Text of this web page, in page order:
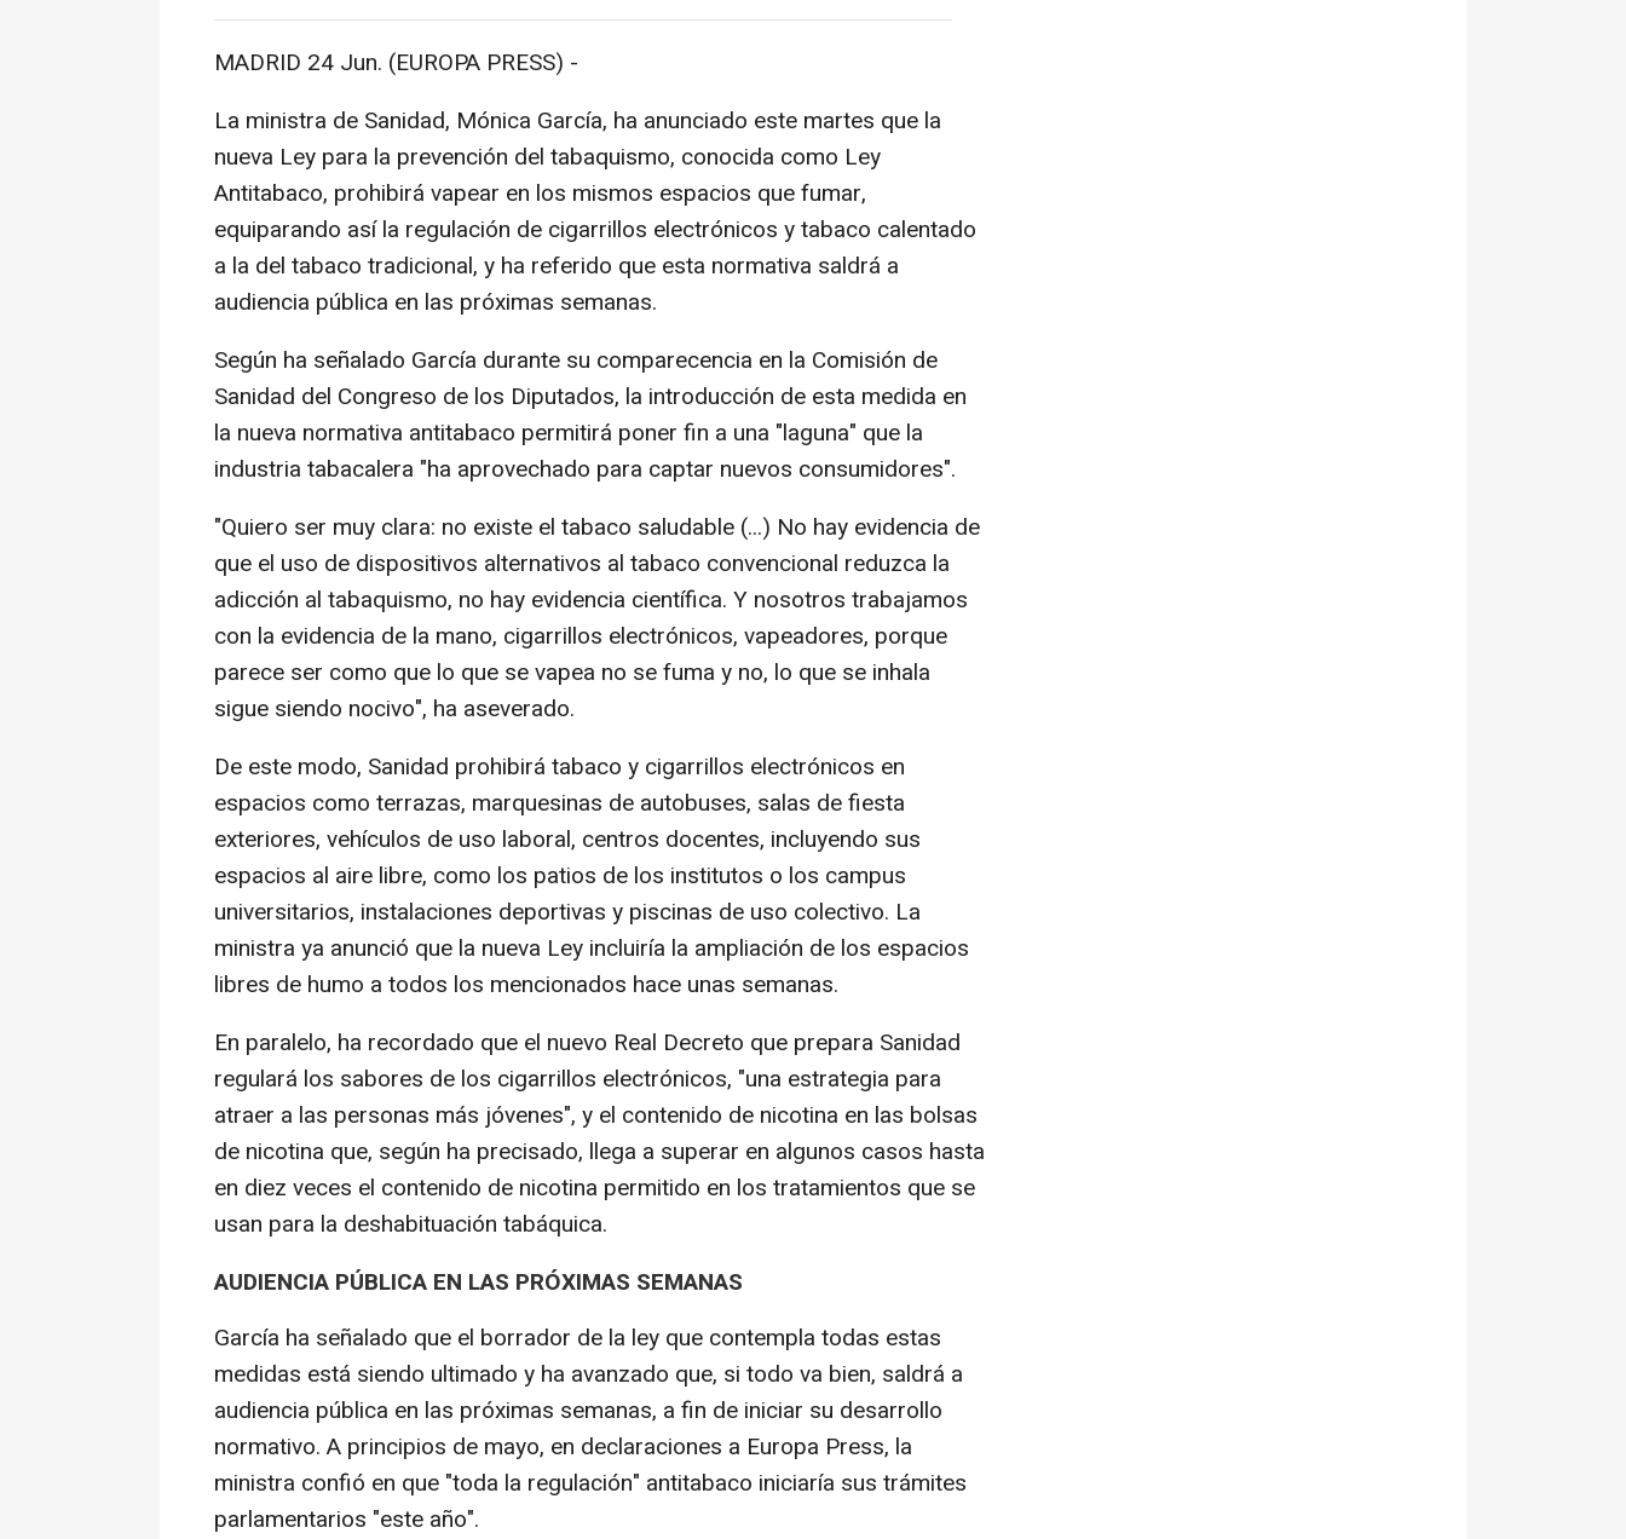
MADRID 24 Jun. (EUROPA PRESS) -
La ministra de Sanidad, Mónica García, ha anunciado este martes que la
nueva Ley para la prevención del tabaquismo, conocida como Ley
Antitabaco, prohibirá vapear en los mismos espacios que fumar,
equiparando así la regulación de cigarrillos electrónicos y tabaco calentado
a la del tabaco tradicional, y ha referido que esta normativa saldrá a
audiencia pública en las próximas semanas.
Según ha señalado García durante su comparecencia en la Comisión de
Sanidad del Congreso de los Diputados, la introducción de esta medida en
la nueva normativa antitabaco permitirá poner fin a una "laguna" que la
industria tabacalera "ha aprovechado para captar nuevos consumidores".
"Quiero ser muy clara: no existe el tabaco saludable (...) No hay evidencia de
que el uso de dispositivos alternativos al tabaco convencional reduzca la
adicción al tabaquismo, no hay evidencia científica. Y nosotros trabajamos
con la evidencia de la mano, cigarrillos electrónicos, vapeadores, porque
parece ser como que lo que se vapea no se fuma y no, lo que se inhala
sigue siendo nocivo", ha aseverado.
De este modo, Sanidad prohibirá tabaco y cigarrillos electrónicos en
espacios como terrazas, marquesinas de autobuses, salas de fiesta
exteriores, vehículos de uso laboral, centros docentes, incluyendo sus
espacios al aire libre, como los patios de los institutos o los campus
universitarios, instalaciones deportivas y piscinas de uso colectivo. La
ministra ya anunció que la nueva Ley incluiría la ampliación de los espacios
libres de humo a todos los mencionados hace unas semanas.
En paralelo, ha recordado que el nuevo Real Decreto que prepara Sanidad
regulará los sabores de los cigarrillos electrónicos, "una estrategia para
atraer a las personas más jóvenes", y el contenido de nicotina en las bolsas
de nicotina que, según ha precisado, llega a superar en algunos casos hasta
en diez veces el contenido de nicotina permitido en los tratamientos que se
usan para la deshabituación tabáquica.
AUDIENCIA PÚBLICA EN LAS PRÓXIMAS SEMANAS
García ha señalado que el borrador de la ley que contempla todas estas
medidas está siendo ultimado y ha avanzado que, si todo va bien, saldrá a
audiencia pública en las próximas semanas, a fin de iniciar su desarrollo
normativo. A principios de mayo, en declaraciones a Europa Press, la
ministra confió en que "toda la regulación" antitabaco iniciaría sus trámites
parlamentarios "este año".